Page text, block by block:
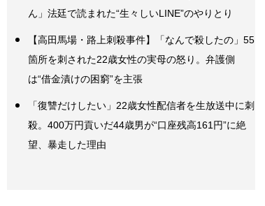
ん」法廷で読まれた“生々しいLINE”のやりとり
【高田馬場・路上刺殺事件】「なんで殺したの」55
箇所を刺された22歳女性の実母の怒り。弁護側
は“借金漬けの困窮”を主張
「復讐だけしたい」22歳女性配信者を生放送中に刺
殺。400万円貢いだ44歳男が“口座残高161円”に絶
望、暴走した理由